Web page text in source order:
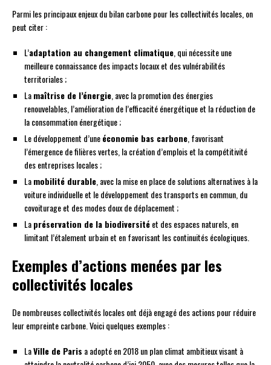
Parmi les principaux enjeux du bilan carbone pour les collectivités locales, on
peut citer :
L’adaptation au changement climatique , qui nécessite une
meilleure connaissance des impacts locaux et des vulnérabilités
territoriales ;
Lamaîtrise de l’énergie , avec la promotion des énergies
renouvelables, l’amélioration de l’efficacité énergétique et la réduction de
la consommation énergétique ;
Le développement d’uneéconomie bas carbone , favorisant
l’émergence de filières vertes, la création d’emplois et la compétitivité
des entreprises locales ;
Lamobilité durable , avec la mise en place de solutions alternatives à la
voiture individuelle et le développement des transports en commun, du
covoiturage et des modes doux de déplacement ;
Lapréservation de la biodiversitéet des espaces naturels, en
limitant l’étalement urbain et en favorisant les continuités écologiques.
Exemples d’actions menées par les
collectivités locales
De nombreuses collectivités locales ont déjà engagé des actions pour réduire
leur empreinte carbone. Voici quelques exemples :
LaVille de Paris a adopté en 2018 un plan climat ambitieux visant à